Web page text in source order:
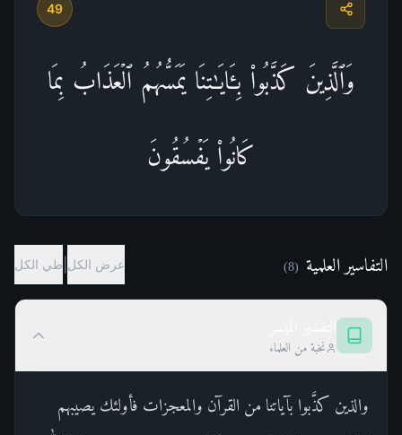
49
وَٱلَّذِینَ كَذَّبُوا۟ بِـَٔایَـٰتِنَا یَمَسُّهُمُ ٱلۡعَذَابُ بِمَا
كَانُوا۟ یَفۡسُقُونَ
التفاسير العلمية (
8
) عرض الكل طي الكل
نخبة من العلماء
والذين كذَّبوا بآياتنا من القرآن والمعجزات فأولئك يصيبهم